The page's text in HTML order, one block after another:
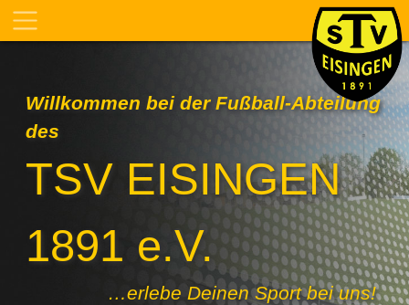
Willkommen bei der Fußball-Abteilung
des
TSV EISINGEN
1891 e.V.
…erlebe Deinen Sport bei uns!